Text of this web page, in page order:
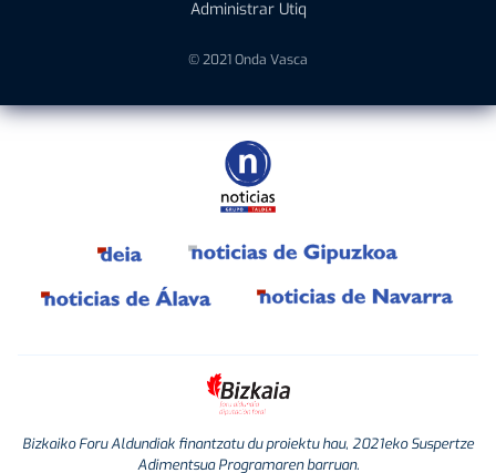
Administrar Utiq
© 2021 Onda Vasca
Bizkaiko Foru Aldundiak finantzatu du proiektu hau, 2021eko Suspertze
Adimentsua Programaren barruan.